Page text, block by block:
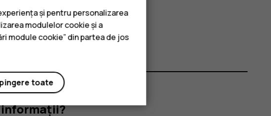
laActivat.
și pentru personalizarea
modulelor cookie și a
module cookie” din partea de jos
toate